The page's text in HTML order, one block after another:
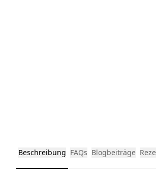
Beschreibung FAQs Blogbeiträge